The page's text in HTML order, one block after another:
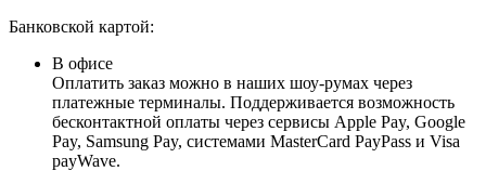
Банковской картой:
В офисе
Оплатить заказ можно в наших шоу-румах через
платежные терминалы. Поддерживается возможность
бесконтактной оплаты через сервисы Apple Pay, Google
Pay, Samsung Pay, системами MasterCard PayPass и Visa
payWave.